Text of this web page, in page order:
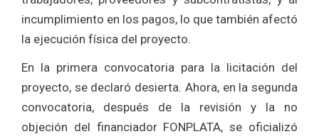
incumplimiento en los pagos, lo que también afectó
la ejecución física del proyecto.
En la primera convocatoria para la licitación del
proyecto, se declaró desierta. Ahora, en la segunda
convocatoria, después de la revisión y la no
objeción del financiador FONPLATA, se oficializó